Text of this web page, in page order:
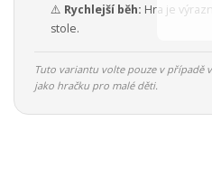
⚠️ Rychlejší běh: Hra je
stole.
Tuto variantu volte pouze v případě
jako hračku pro malé děti.